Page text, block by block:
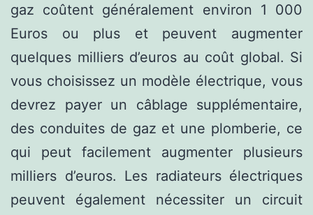
gaz coûtent généralement environ 1 000
Euros ou plus et peuvent augmenter
quelques milliers d’euros au coût global. Si
vous choisissez un modèle électrique, vous
devrez payer un câblage supplémentaire,
des conduites de gaz et une plomberie, ce
qui peut facilement augmenter plusieurs
milliers d’euros. Les radiateurs électriques
peuvent également nécessiter un circuit